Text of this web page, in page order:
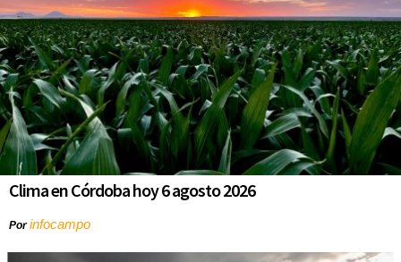
Clima en Córdoba hoy 6 agosto 2026
Porinfocampo